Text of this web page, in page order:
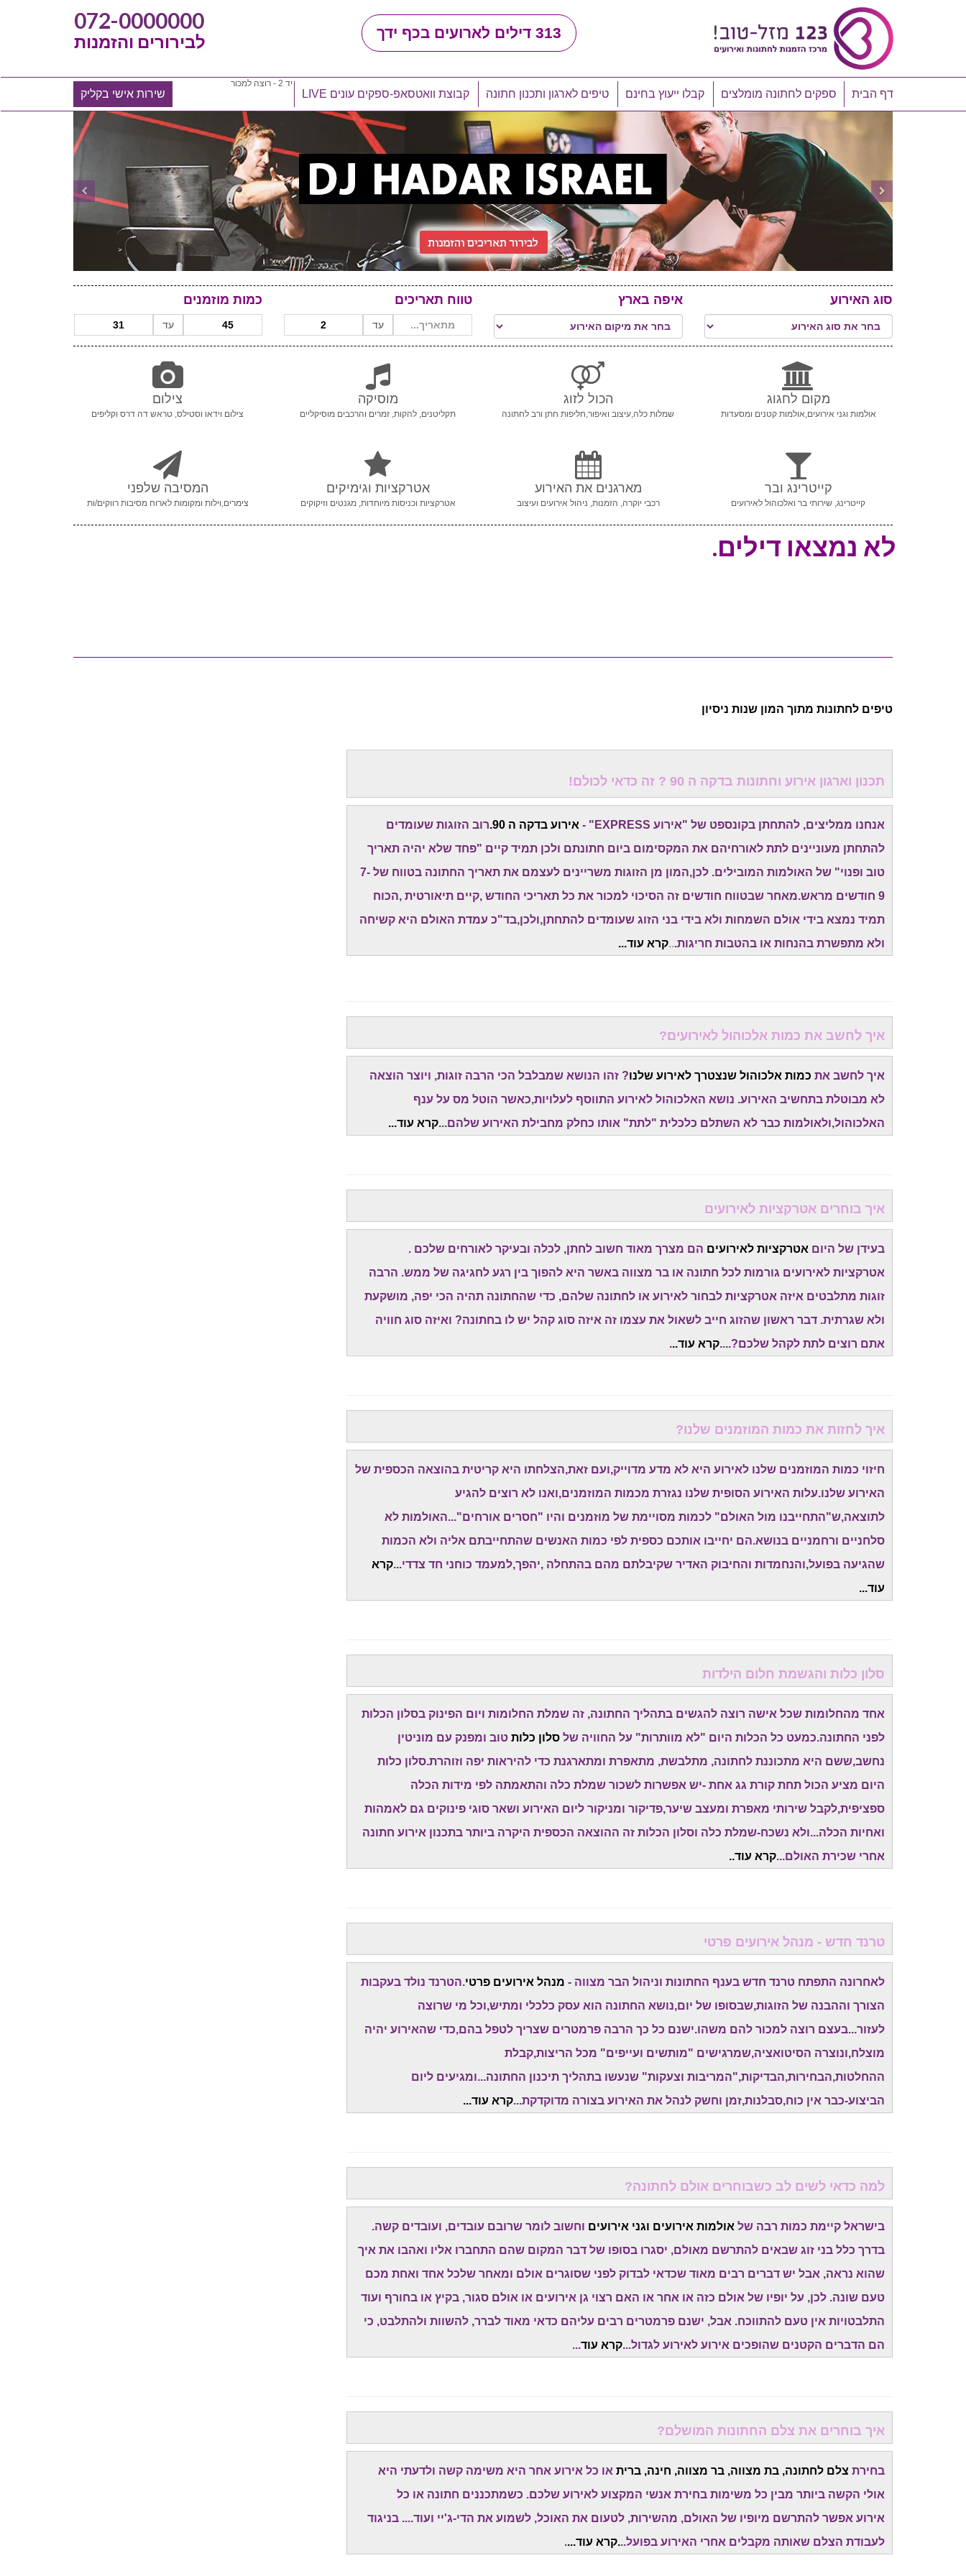
313 דילים לארועים בכף ידך 072-0000000
לבירורים והזמנות
דף הבית ספקים לחתונה מומלצים קבלו ייעוץ בחינם טיפים לארגון ותכנון חתונה קבוצת וואטסאפ-ספקים עונים LIVE
יד 2 - רוצה למכור
שירות אישי בקליק
סוג האירוע איפה בארץ טווח תאריכים
עד
כמות מוזמנים
עד
מקום לחגוג
אולמות וגני אירועים,אולמות קטנים ומסעדות
הכול לזוג
שמלות כלה,עיצוב ואיפור,חליפות חתן ורב לחתונה
מוסיקה
תקליטנים, להקות, זמרים והרכבים מוסיקליים
צילום
צילום וידאו וסטילס, טראש דה דרס וקליפים
קייטרינג ובר
קייטרינג, שירותי בר ואלכוהול לאירועים
מארגנים את האירוע
רכבי יוקרה, הזמנות, ניהול אירועים ועיצוב
אטרקציות וגימיקים
אטרקציות וכניסות מיוחדות, מגנטים וזיקוקים
המסיבה שלפני
צימרים,וילות ומקומות לארוח מסיבות רווקים/ות
לא נמצאו דילים.
טיפים לחתונות מתוך המון שנות ניסיון
תכנון וארגון אירוע וחתונות בדקה ה 90 ? זה כדאי לכולם!
אנחנו ממליצים, להתחתן בקונספט של "אירוע EXPRESS" - אירוע בדקה ה 90.
רוב הזוגות שעומדים
להתחתן מעוניינים לתת לאורחיהם את המקסימום ביום חתונתם ולכן תמיד קיים "פחד שלא יהיה תאריך
טוב ופנוי" של האולמות המובילים. לכן,המון מן הזוגות משריינים לעצמם את תאריך החתונה בטווח של 7-
9 חודשים מראש.מאחר שבטווח חודשים זה הסיכוי למכור את כל תאריכי החודש ,קיים תיאורטית ,הכוח
תמיד נמצא בידי אולם השמחות ולא בידי בני הזוג שעומדים להתחתן,ולכן,בד"כ עמדת האולם היא קשיחה
ולא מתפשרת בהנחות או בהטבות חריגות...קרא עוד...
איך לחשב את כמות אלכוהול לאירועים?
איך לחשב את כמות אלכוהול שנצטרך לאירוע שלנו? זהו הנושא שמבלבל הכי הרבה זוגות, ויוצר הוצאה
לא מבוטלת בתחשיב האירוע. נושא האלכוהול לאירוע התווסף לעלויות,כאשר הוטל מס על ענף
האלכוהול,ולאולמות כבר לא השתלם כלכלית "לתת" אותו כחלק מחבילת האירוע שלהם...קרא עוד...
איך בוחרים אטרקציות לאירועים
בעידן של היום אטרקציות לאירועים הם מצרך מאוד חשוב לחתן, לכלה ובעיקר לאורחים שלכם .
אטרקציות לאירועים גורמות לכל חתונה או בר מצווה באשר היא להפוך בין רגע לחגיגה של ממש. הרבה
זוגות מתלבטים איזה אטרקציות לבחור לאירוע או לחתונה שלהם, כדי שהחתונה תהיה הכי יפה, מושקעת
ולא שגרתית. דבר ראשון שהזוג חייב לשאול את עצמו זה איזה סוג קהל יש לו בחתונה? ואיזה סוג חוויה
אתם רוצים לתת לקהל שלכם?....קרא עוד...
איך לחזות את כמות המוזמנים שלנו?
חיזוי כמות המוזמנים שלנו לאירוע היא לא מדע מדוייק,ועם זאת,הצלחתו היא קריטית בהוצאה הכספית של
האירוע שלנו.עלות האירוע הסופית שלנו נגזרת מכמות המוזמנים,ואנו לא רוצים להגיע
לתוצאה,ש"התחייבנו מול האולם" לכמות מסויימת של מוזמנים והיו "חסרים אורחים"...האולמות לא
סלחניים ורחמניים בנושא.הם יחייבו אותכם כספית לפי כמות האנשים שהתחייבתם אליה ולא הכמות
שהגיעה בפועל,והנחמדות והחיבוק האדיר שקיבלתם מהם בהתחלה ,יהפך,למעמד כוחני חד צדדי...קרא
עוד...
סלון כלות והגשמת חלום הילדות
אחד מהחלומות שכל אישה רוצה להגשים בתהליך החתונה, זה שמלת החלומות ויום הפינוק בסלון הכלות
לפני החתונה.כמעט כל הכלות היום "לא מוותרות" על החוויה של סלון כלות טוב ומפנק עם מוניטין
נחשב,ששם היא מתכוננת לחתונה, מתלבשת, מתאפרת ומתארגנת כדי להיראות יפה וזוהרת.סלון כלות
היום מציע הכול תחת קורת גג אחת -יש אפשרות לשכור שמלת כלה והתאמתה לפי מידות הכלה
ספציפית,לקבל שירותי מאפרת ומעצב שיער,פדיקור ומניקור ליום האירוע ושאר סוגי פינוקים גם לאמהות
ואחיות הכלה...ולא נשכח-שמלת כלה וסלון הכלות זה ההוצאה הכספית היקרה ביותר בתכנון אירוע חתונה
אחרי שכירת האולם...קרא עוד..
טרנד חדש - מנהל אירועים פרטי
לאחרונה התפתח טרנד חדש בענף החתונות וניהול הבר מצווה - מנהל אירועים פרטי.הטרנד נולד בעקבות
הצורך וההבנה של הזוגות,שבסופו של יום,נושא החתונה הוא עסק כלכלי ומתיש,וכל מי שרוצה
לעזור...בעצם רוצה למכור להם משהו.ישנם כל כך הרבה פרמטרים שצריך לטפל בהם,כדי שהאירוע יהיה
מוצלח,ונוצרה הסיטואציה,שמרגישים "מותשים ועייפים" מכל הריצות,קבלת
ההחלטות,הבחירות,הבדיקות,"המריבות וצעקות" שנעשו בתהליך תיכנון החתונה...ומגיעים ליום
הביצוע-כבר אין כוח,סבלנות,זמן וחשק לנהל את האירוע בצורה מדוקדקת...קרא עוד...
למה כדאי לשים לב כשבוחרים אולם לחתונה?
בישראל קיימת כמות רבה של אולמות אירועים וגני אירועים וחשוב לומר שרובם עובדים, ועובדים קשה.
בדרך כלל בני זוג שבאים להתרשם מאולם, יסגרו בסופו של דבר המקום שהם התחברו אליו ואהבו את איך
שהוא נראה, אבל יש דברים רבים מאוד שכדאי לבדוק לפני שסוגרים אולם ומאחר שלכל אחד ואחת מכם
טעם שונה. לכן, על יופיו של אולם כזה או אחר או האם רצוי גן אירועים או אולם סגור, בקיץ או בחורף ועוד
התלבטויות אין טעם להתווכח. אבל, ישנם פרמטרים רבים עליהם כדאי מאוד לברר, להשוות ולהתלבט, כי
הם הדברים הקטנים שהופכים אירוע לאירוע לגדול...קרא עוד...
איך בוחרים את צלם החתונות המושלם?
בחירת צלם לחתונה, בת מצווה, בר מצווה, חינה, ברית או כל אירוע אחר היא משימה קשה ולדעתי היא
אולי הקשה ביותר מבין כל משימות בחירת אנשי המקצוע לאירוע שלכם. כשמתכננים חתונה או כל
אירוע אפשר להתרשם מיופיו של האולם, מהשירות, לטעום את האוכל, לשמוע את הדי-ג'יי ועוד.... בניגוד
לעבודת הצלם שאותה מקבלים אחרי האירוע בפועל...קרא עוד...
.